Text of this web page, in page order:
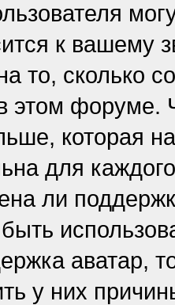
к вашему
то, сколько
этом форуме.
которая
для
ли
быть
аватар,
у них